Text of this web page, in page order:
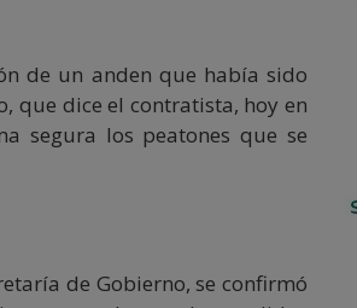
de un anden que había sido
que dice el contratista, hoy en
segura los peatones que se
de Gobierno, se confirmó